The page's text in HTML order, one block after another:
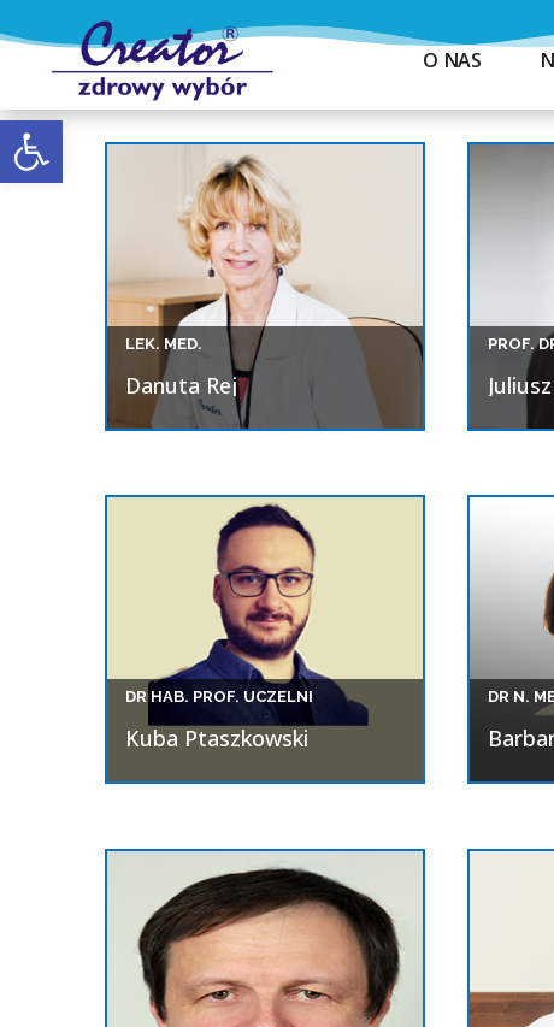
Otwórz pasek narzędzi
O NAS
LEK. MED.
Danuta Rej
PROF.
DR HAB. PROF. UCZELNI
Kuba Ptaszkowski
DR N.